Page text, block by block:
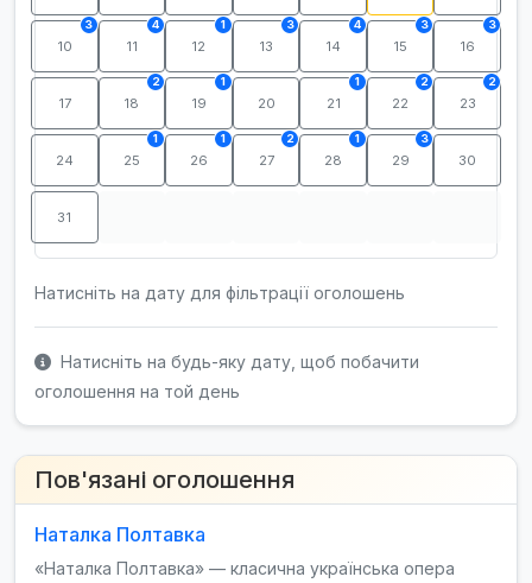
10
3
11
4
12
1
13
3
14
4
15
3
16
3
17 18
2
19
1
20 21
1
22
2
23
2
24 25
1
26
1
27
2
28
1
29
3
30
31
Натисніть на дату для фільтрації оголошень
Натисніть на будь-яку дату, щоб побачити
оголошення на той день
Пов'язані оголошення
Наталка Полтавка
«Наталка Полтавка» — класична українська опера